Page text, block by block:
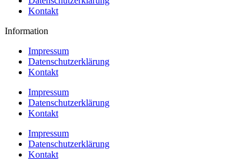
Kontakt
Information
Impressum
Datenschutzerklärung
Kontakt
Impressum
Datenschutzerklärung
Kontakt
Impressum
Datenschutzerklärung
Kontakt